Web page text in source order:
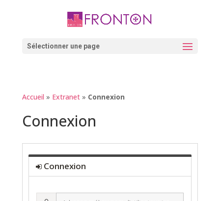
Sélectionner une page
Accueil » Extranet» Connexion
Connexion
Connexion